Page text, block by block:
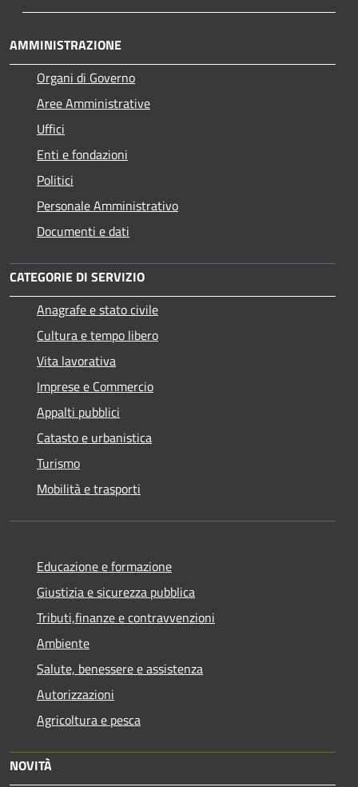
AMMINISTRAZIONE
Organi di Governo
Aree Amministrative
Uffici
Enti e fondazioni
Politici
Personale Amministrativo
Documenti e dati
CATEGORIE DI SERVIZIO
Anagrafe e stato civile
Cultura e tempo libero
Vita lavorativa
Imprese e Commercio
Appalti pubblici
Catasto e urbanistica
Turismo
Mobilità e trasporti
Educazione e formazione
Giustizia e sicurezza pubblica
Tributi,finanze e contravvenzioni
Ambiente
Salute, benessere e assistenza
Autorizzazioni
Agricoltura e pesca
NOVITÀ